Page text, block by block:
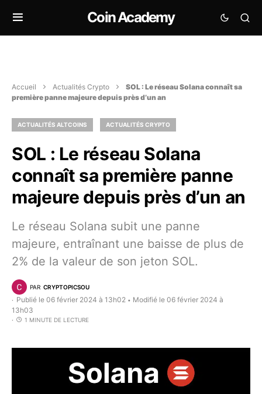
Coin Academy
Accueil Actualités Crypto
SOL : Le réseau Solana connaît sa
première panne majeure depuis près d’un an
ACTUALITÉS ALTCOINS ACTUALITÉS CRYPTO
SOL : Le réseau Solana
connaît sa première panne
majeure depuis près d’un an
Le réseau Solana subit une panne
majeure, entraînant une baisse de plus de
2% de la valeur de son jeton SOL.
PAR CRYPTOPICSOU
Publié le 06 février 2024 à 13h02 • Modifié le 06 février 2024 à
13h03
1 MINUTE DE LECTURE